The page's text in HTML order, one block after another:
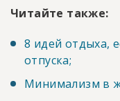
Читайте также:
8 идей отдыха,
отпуска;
Минимализм в